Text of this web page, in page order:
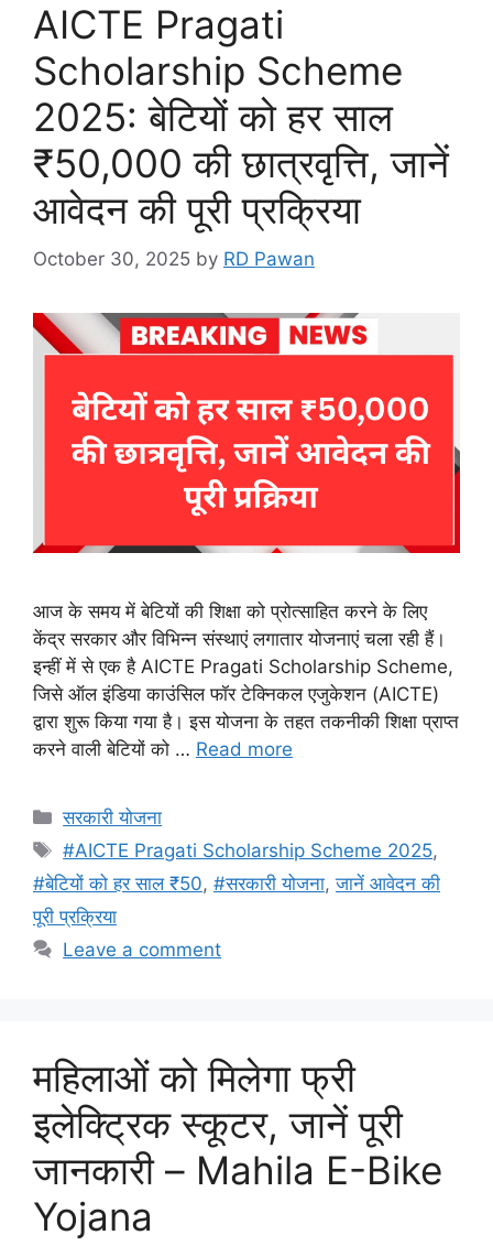
AICTE Pragati
Scholarship Scheme
2025: बेटियों को हर साल
₹50,000 की छात्रवृत्ति, जानें
आवेदन की पूरी प्रक्रिया
October 30, 2025 by RD Pawan
आज के समय में बेटियों की शिक्षा को प्रोत्साहित करने के लिए
केंद्र सरकार और विभिन्न संस्थाएं लगातार योजनाएं चला रही हैं।
इन्हीं में से एक है AICTE Pragati Scholarship Scheme,
जिसे ऑल इंडिया काउंसिल फॉर टेक्निकल एजुकेशन (AICTE)
द्वारा शुरू किया गया है। इस योजना के तहत तकनीकी शिक्षा प्राप्त
करने वाली बेटियों को … Read more
Categories
सरकारी योजना
Tags
#AICTE Pragati Scholarship Scheme 2025,
#बेटियों को हर साल ₹50, #सरकारी योजना,जानें आवेदन की
पूरी प्रक्रिया
Leave a comment
महिलाओं को मिलेगा फ्री
इलेक्ट्रिक स्कूटर, जानें पूरी
जानकारी – Mahila E-Bike
Yojana